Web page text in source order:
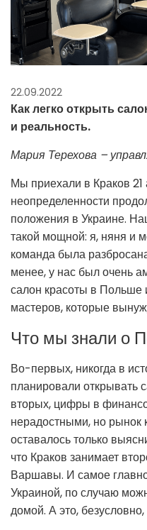
22.09.2022
Как легко открыть
и реальность.
Мария Терехова –
Мы приехали в Краков
неопределенности
положения в Украине.
такой мощной: я, няня и
команда была
менее, у нас был очень
салон красоты в Польше
мастеров, которые
Что мы знали о
Во-первых, никогда в
планировали открывать
вторых, цифры в
нерадостными, но рынок
оставалось только
что Краков занимает
Варшавы. И самое
Украиной, по случаю
домой. А это,